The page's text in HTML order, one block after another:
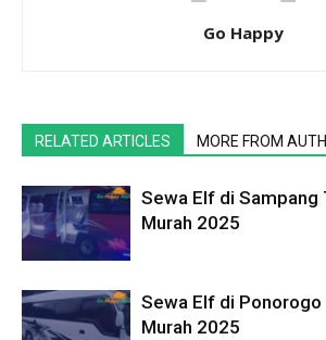
Go Happy
RELATED ARTICLES MORE FROM
Sewa Elf di Sampang
Murah 2025
Sewa Elf di
Murah 2025